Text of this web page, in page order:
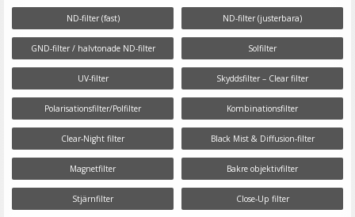
ND-filter (fast) ND-filter (justerbara)
GND-filter / halvtonade ND-filter Solfilter
UV-filter Skyddsfilter – Clear filter
Polarisationsfilter/Polfilter Kombinationsfilter
Clear-Night filter Black Mist & Diffusion-filter
Magnetfilter Bakre objektivfilter
Stjärnfilter Close-Up filter